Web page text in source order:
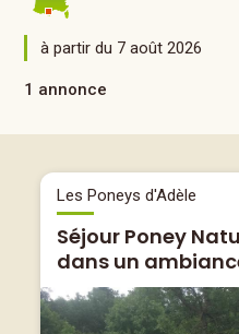
à partir du 7 août 2026
1 annonce
Les Poneys d'Adèle
Séjour Poney
dans un